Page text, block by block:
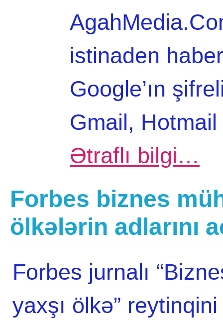
istinaden
Google’ın
Gmail,
Ətraflı bilgi…
Forbes biznes
ölkələrin adlarını
Forbes jurnalı
yaxşı ölkə” reytinqini